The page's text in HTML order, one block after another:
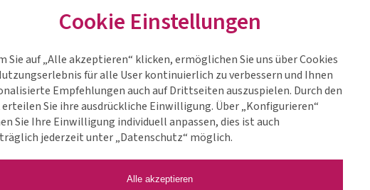
Cookie Einstellungen
Sie auf „Alle akzeptieren“ klicken, ermöglichen Sie uns über Cookies
für alle User kontinuierlich zu verbessern und Ihnen
Empfehlungen auch auf Drittseiten auszuspielen. Durch den
Sie ihre ausdrückliche Einwilligung. Über „Konfigurieren“
Sie Ihre Einwilligung individuell anpassen, dies ist auch
jederzeit unter „Datenschutz“ möglich.
Alle akzeptieren